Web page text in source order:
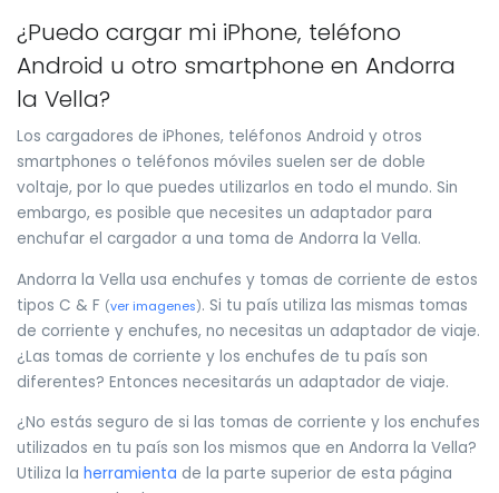
¿Puedo cargar mi iPhone, teléfono
Android u otro smartphone en Andorra
la Vella?
Los cargadores de iPhones, teléfonos Android y otros
smartphones o teléfonos móviles suelen ser de doble
voltaje, por lo que puedes utilizarlos en todo el mundo. Sin
embargo, es posible que necesites un adaptador para
enchufar el cargador a una toma de Andorra la Vella.
Andorra la Vella usa enchufes y tomas de corriente de estos
tipos C & F (ver imagenes). Si tu país utiliza las mismas tomas
de corriente y enchufes, no necesitas un adaptador de viaje.
¿Las tomas de corriente y los enchufes de tu país son
diferentes? Entonces necesitarás un adaptador de viaje.
¿No estás seguro de si las tomas de corriente y los enchufes
utilizados en tu país son los mismos que en Andorra la Vella?
Utiliza la herramienta de la parte superior de esta página